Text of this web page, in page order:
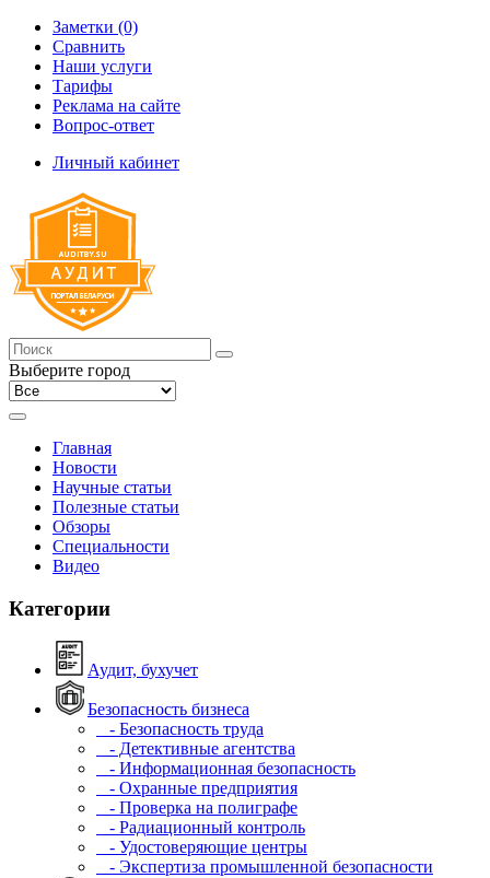
Заметки (0)
Сравнить
Наши услуги
Тарифы
Реклама на сайте
Вопрос-ответ
Личный кабинет
Выберите город
Главная
Новости
Научные статьи
Полезные статьи
Обзоры
Специальности
Видео
Категории
Аудит, бухучет
Безопасность бизнеса
- Безопасность труда
- Детективные агентства
- Информационная безопасность
- Охранные предприятия
- Проверка на полиграфе
- Радиационный контроль
- Удостоверяющие центры
- Экспертиза промышленной безопасности